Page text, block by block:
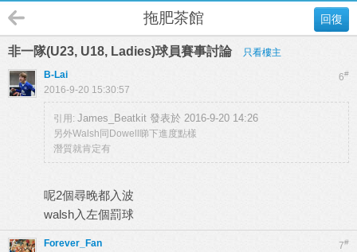
回復
拖肥茶館
非一隊(U23, U18, Ladies)球員賽事討論 只看樓主
6#
B-Lai
2016-9-20 15:30:57
引用: James_Beatkit 發表於 2016-9-20 14:26
另外Walsh同Dowell睇下進度點樣
潛質就肯定有
呢2個尋晚都入波
walsh入左個罰球
7#
Forever_Fan